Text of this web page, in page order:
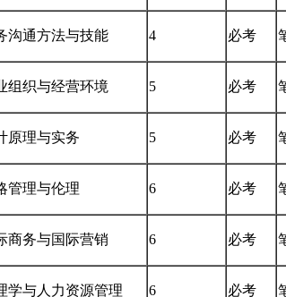
沟通方法与技能 4 必考
组织与经营环境 5 必考
原理与实务 5 必考
管理与伦理 6 必考
商务与国际营销 6 必考
学与人力资源管理 6 必考